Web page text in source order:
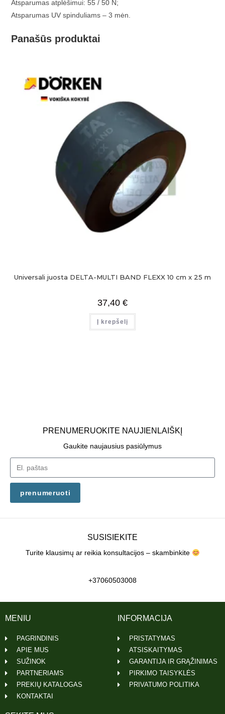
Atsparumas atplėšimui: 55 / 50 N;
Atsparumas UV spinduliams – 3 mėn.
Panašūs produktai
Universali juosta DELTA-MULTI BAND FLEXX 10 cm x 25 m
37,40 €
Į krepšelį
PRENUMERUOKITE NAUJIENLAIŠKĮ
Gaukite naujausius pasiūlymus
prenumeruoti
SUSISIEKITE
Turite klausimų ar reikia konsultacijos – skambinkite
+37060503008
INFORMACIJA
PRISTATYMAS
ATSISKAITYMAS
GARANTIJA IR GRĄŽINIMAS
PIRKIMO TAISYKLĖS
PRIVATUMO POLITIKA
MENIU
PAGRINDINIS
APIE MUS
SUŽINOK
PARTNERIAMS
PREKIŲ KATALOGAS
KONTAKTAI